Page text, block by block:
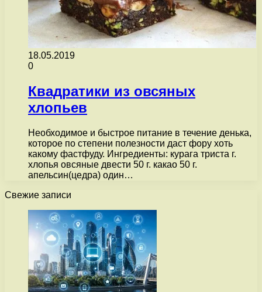
18.05.2019
0
Квадратики из овсяных
хлопьев
Необходимое и быстрое питание в течение денька,
которое по степени полезности даст фору хоть
какому фастфуду. Ингредиенты: курага триста г.
хлопья овсяные двести 50 г. какао 50 г.
апельсин(цедра) один…
Свежие записи